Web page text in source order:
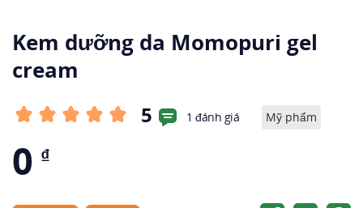
Kem dưỡng da Momopuri gel
cream
5 1 đánh giá Mỹ phẩm
0 ₫